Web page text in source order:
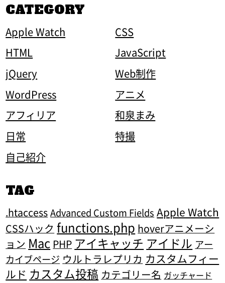
CATEGORY
Apple Watch
CSS
HTML
JavaScript
jQuery
Web制作
WordPress
アニメ
アフィリア
和泉まみ
日常
特撮
自己紹介
TAG
.htaccess Advanced Custom Fields Apple Watch
CSSハック functions.php hoverアニメーシ
ョン Mac PHP アイキャッチ アイドル アー
カイブページ ウルトラレプリカ カスタムフィー
ルド カスタム投稿 カテゴリー名 ガッチャード